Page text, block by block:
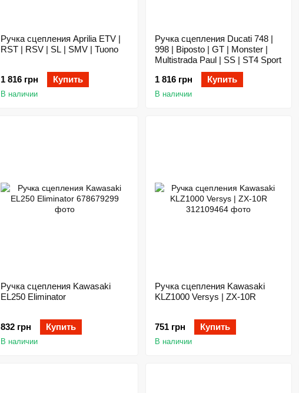
Ручка сцепления Aprilia ETV |
RST | RSV | SL | SMV | Tuono
1 816 грн Купить
В наличии
Ручка сцепления Ducati 748 |
998 | Biposto | GT | Monster |
Multistrada Paul | SS | ST4 Sport
1 816 грн
Купить
В наличии
Ручка сцепления Kawasaki
EL250 Eliminator
832 грн Купить
В наличии
Ручка сцепления Kawasaki
KLZ1000 Versys | ZX-10R
751 грн Купить
В наличии